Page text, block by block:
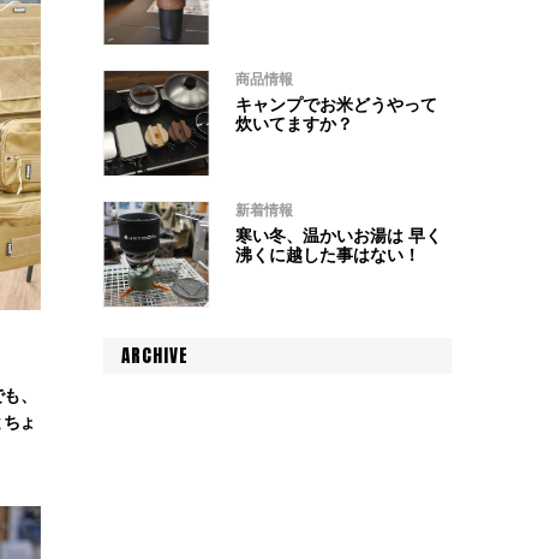
、
ょ
商品情報
キャンプでお米どうやって
炊いてますか？
新着情報
寒い冬、温かいお湯は 早く
沸くに越した事はない！
ARCHIVE